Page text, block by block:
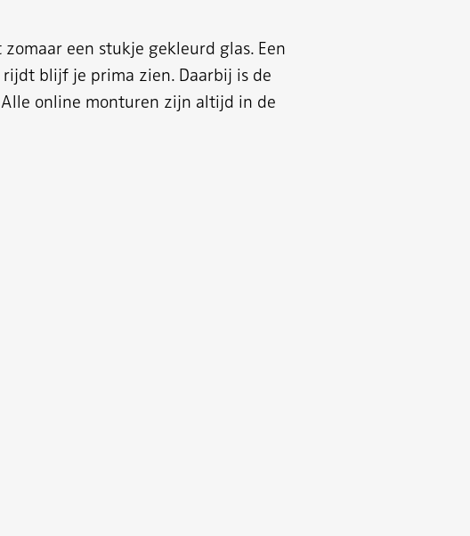
een stukje gekleurd glas. Een
blijf je prima zien. Daarbij is de
online monturen zijn altijd in de